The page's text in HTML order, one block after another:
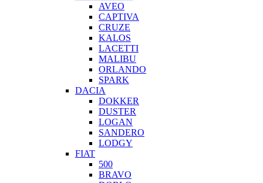
AVEO
CAPTIVA
CRUZE
KALOS
LACETTI
MALIBU
ORLANDO
SPARK
DACIA
DOKKER
DUSTER
LOGAN
SANDERO
LODGY
FIAT
500
BRAVO